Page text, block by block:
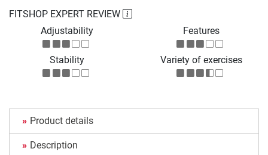
FITSHOP EXPERT REVIEW
Adjustability
Features
Stability Variety of exercises
Product details
Description